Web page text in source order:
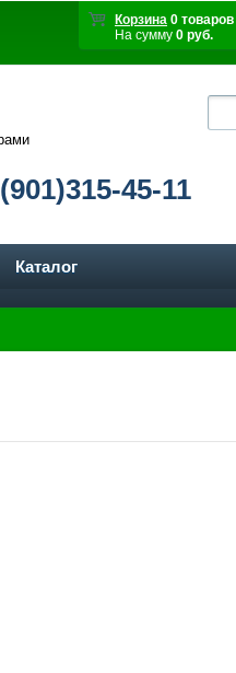
Корзина 0 товаров
На сумму 0 руб.
45-11
Каталог